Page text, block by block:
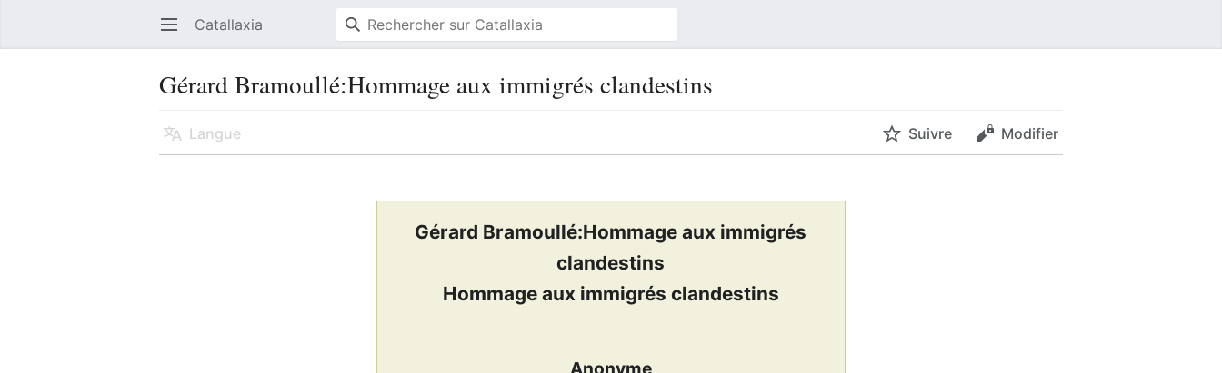
Ouvrir le menu principal Catallaxia
Gérard Bramoullé:Hommage aux immigrés clandestins
Langue Suivre Modifier
Gérard Bramoullé:Hommage aux immigrés
clandestins
Hommage aux immigrés clandestins